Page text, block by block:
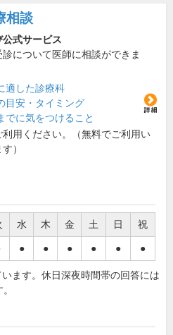
相談
公式サービス
について医師に相談ができま
適した診療科
目安・タイミング
でに気をつけること
利用ください。（無料でご利用い
）
水 木 金 土 日 祝
● ● ● ● ● ●
ます。休日深夜時間帯の回答には